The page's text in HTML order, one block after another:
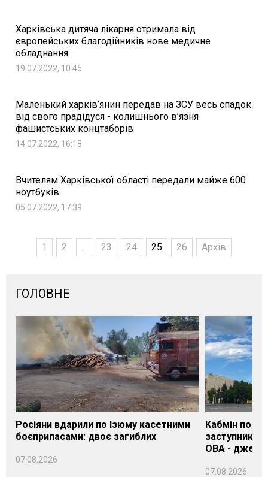
Харківська дитяча лікарня отримала від
європейських благодійників нове медичне
обладнання
19.07.2022, 10:45
Маленький харків’янин передав на ЗСУ весь спадок
від свого прадідуся - колишнього в’язня
фашистських концтаборів
14.07.2022, 16:18
Вчителям Харківської області передали майже 600
ноутбуків
05.07.2022, 17:39
1 2 ... 23 24 25 26 Архів
ГОЛОВНЕ
Росіяни вдарили по Ізюму касетними
боєприпасами: двоє загиблих
07.08.2026
Кабмін
заступника
ОВА -
07.08.2026